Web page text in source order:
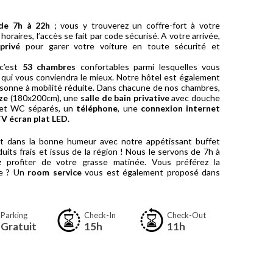
7h à 22h ; vous y trouverez un coffre-fort à votre
l’accès se fait par code sécurisé. A votre arrivée,
pour garer votre voiture en toute sécurité et
53 chambres confortables parmi lesquelles vous
qui vous conviendra le mieux. Notre hôtel est également
à mobilité réduite. Dans chacune de nos chambres,
(180x200cm), une salle de bain privativeavec douche
WC séparés, un téléphone, une connexion internet
écran plat LED.
dans la bonne humeur avec notre appétissant buffet
frais et issus de la région ! Nous le servons de 7h à
profiter de votre grasse matinée. Vous préférez la
? Un room servicevous est également proposé dans
Parking
Gratuit
Check-In
15h
Check-Out
11h